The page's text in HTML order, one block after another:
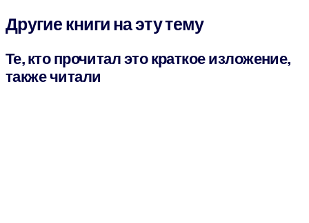
Другие книги на эту тему
Те, кто прочитал это краткое изложение,
также читали